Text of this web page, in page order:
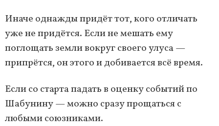
Иначе однажды придёт тот, кого отличать
уже не придётся. Если не мешать ему
поглощать земли вокруг своего улуса —
припрётся, он этого и добивается всё время.
Если со старта падать в оценку событий по
Шабунину — можно сразу прощаться с
любыми союзниками.